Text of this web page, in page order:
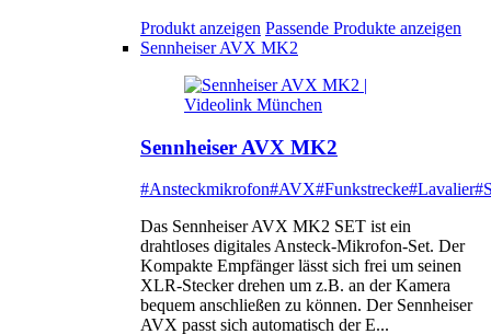
Produkt anzeigen Passende Produkte anzeigen
Sennheiser AVX MK2
Sennheiser AVX MK2
#Ansteckmikrofon#AVX#Funkstrecke#Lavalier
Das Sennheiser AVX MK2 SET ist ein
drahtloses digitales Ansteck-Mikrofon-Set. Der
Kompakte Empfänger lässt sich frei um seinen
XLR-Stecker drehen um z.B. an der Kamera
bequem anschließen zu können. Der Sennheiser
AVX passt sich automatisch der E...